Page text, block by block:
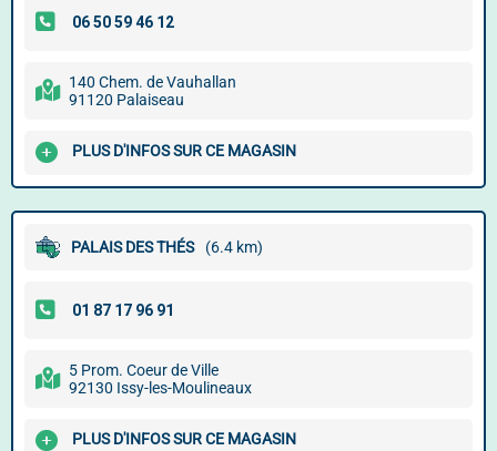
140 Chem. de Vauhallan
91120 Palaiseau
PLUS D'INFOS SUR CE MAGASIN
PALAIS DES THÉS (6.4 km)
5 Prom. Coeur de Ville
92130 Issy-les-Moulineaux
PLUS D'INFOS SUR CE MAGASIN